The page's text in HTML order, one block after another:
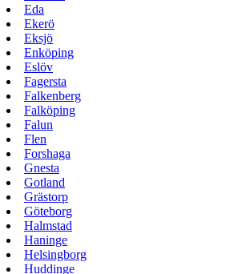
Eda
Ekerö
Eksjö
Enköping
Eslöv
Fagersta
Falkenberg
Falköping
Falun
Flen
Forshaga
Gnesta
Gotland
Grästorp
Göteborg
Halmstad
Haninge
Helsingborg
Huddinge